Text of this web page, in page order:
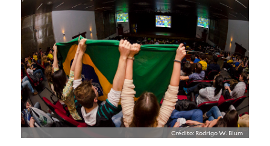
Crédito: Rodrigo W. Blum